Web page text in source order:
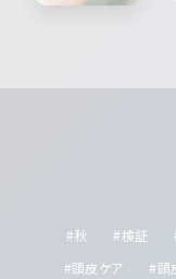
#秋 #検証
#頭皮ケア
#頭